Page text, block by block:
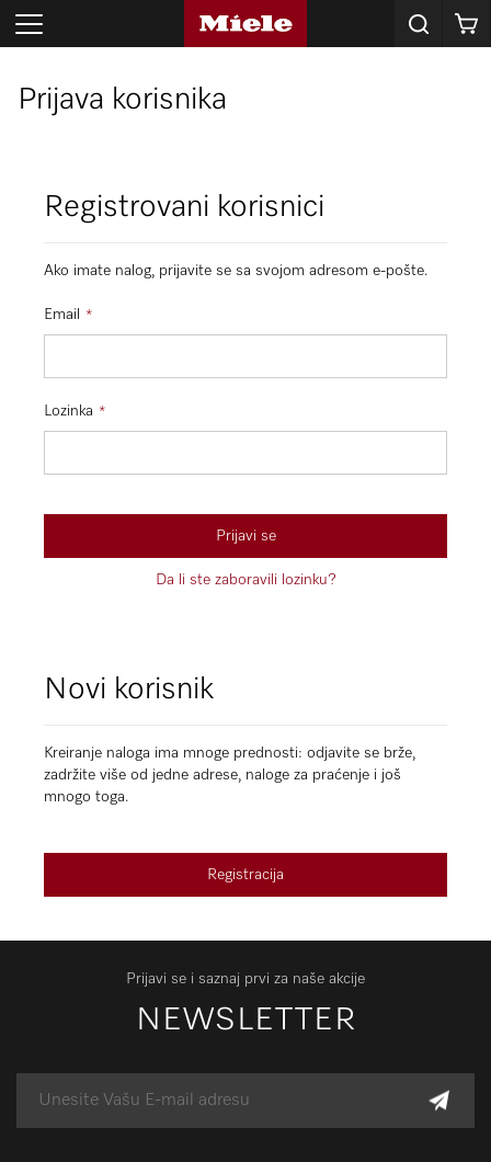
Korpa
Prijava korisnika
Registrovani korisnici
Ako imate nalog, prijavite se sa svojom adresom e-pošte.
Email
Lozinka
Prijavi se
Da li ste zaboravili lozinku?
Novi korisnik
Kreiranje naloga ima mnoge prednosti: odjavite se brže,
zadržite više od jedne adrese, naloge za praćenje i još
mnogo toga.
Registracija
Prijavi se i saznaj prvi za naše akcije
NEWSLETTER